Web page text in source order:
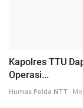
Kapolres TTU
Operasi...
Humas Polda NTT